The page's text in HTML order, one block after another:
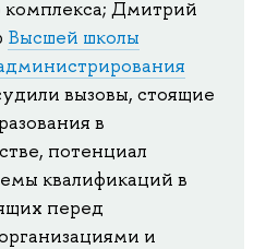
комплекса; Дмитрий
Высшей школы
вызовы, стоящие
в
потенциал
квалификаций в
перед
и